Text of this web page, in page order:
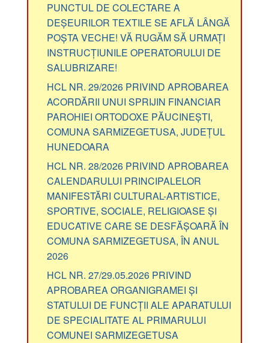
PUNCTUL DE COLECTARE A
DEȘEURILOR TEXTILE SE AFLĂ LÂNGĂ
POȘTA VECHE! VĂ RUGĂM SĂ URMAȚI
INSTRUCȚIUNILE OPERATORULUI DE
SALUBRIZARE!
HCL NR. 29/2026 PRIVIND APROBAREA
ACORDĂRII UNUI SPRIJIN FINANCIAR
PAROHIEI ORTODOXE PĂUCINEȘTI,
COMUNA SARMIZEGETUSA, JUDEȚUL
HUNEDOARA
HCL NR. 28/2026 PRIVIND APROBAREA
CALENDARULUI PRINCIPALELOR
MANIFESTĂRI CULTURAL-ARTISTICE,
SPORTIVE, SOCIALE, RELIGIOASE ȘI
EDUCATIVE CARE SE DESFĂȘOARĂ ÎN
COMUNA SARMIZEGETUSA, ÎN ANUL
2026
HCL NR. 27/29.05.2026 PRIVIND
APROBAREA ORGANIGRAMEI ȘI
STATULUI DE FUNCȚII ALE APARATULUI
DE SPECIALITATE AL PRIMARULUI
COMUNEI SARMIZEGETUSA